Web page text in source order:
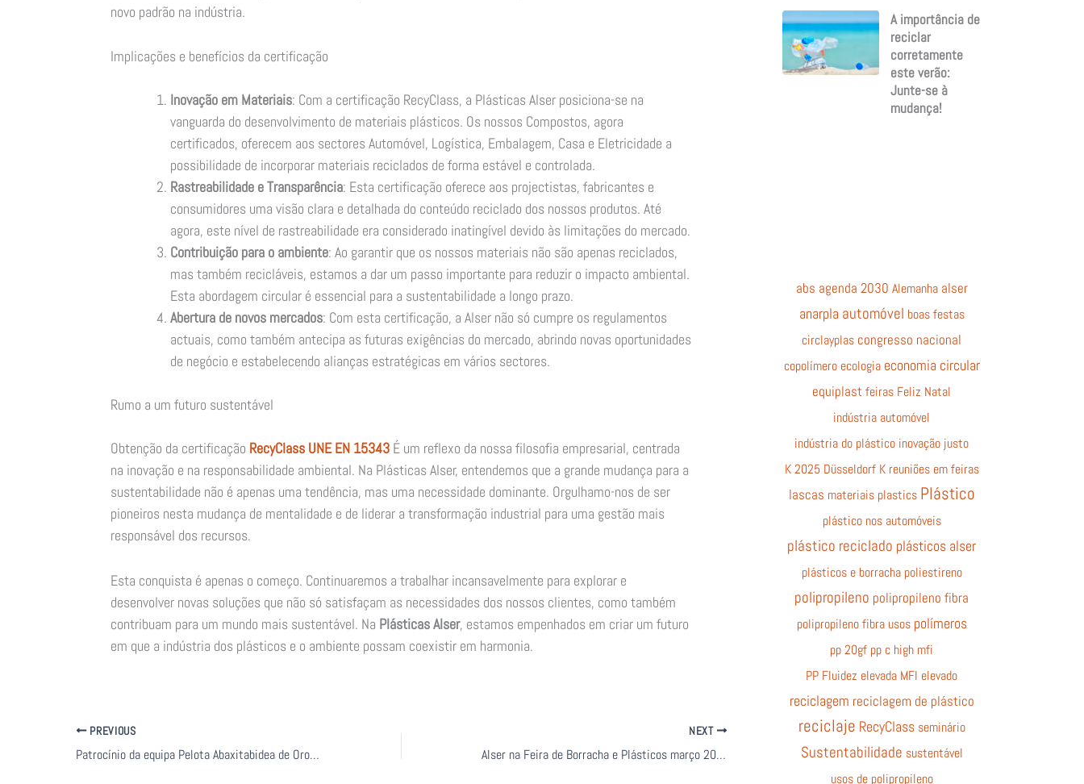
novo padrão na indústria.
Implicações e benefícios da certificação
Inovação em Materiais: Com a certificação RecyClass, a Plásticas Alser posiciona-se na
vanguarda do desenvolvimento de materiais plásticos. Os nossos Compostos, agora
certificados, oferecem aos sectores Automóvel, Logística, Embalagem, Casa e Eletricidade a
possibilidade de incorporar materiais reciclados de forma estável e controlada.
Rastreabilidade e Transparência: Esta certificação oferece aos projectistas, fabricantes e
consumidores uma visão clara e detalhada do conteúdo reciclado dos nossos produtos. Até
agora, este nível de rastreabilidade era considerado inatingível devido às limitações do mercado.
Contribuição para o ambiente: Ao garantir que os nossos materiais não são apenas reciclados,
mas também recicláveis, estamos a dar um passo importante para reduzir o impacto ambiental.
Esta abordagem circular é essencial para a sustentabilidade a longo prazo.
Abertura de novos mercados: Com esta certificação, a Alser não só cumpre os regulamentos
actuais, como também antecipa as futuras exigências do mercado, abrindo novas oportunidades
de negócio e estabelecendo alianças estratégicas em vários sectores.
Rumo a um futuro sustentável
Obtenção da certificação RecyClass UNE EN 15343 É um reflexo da nossa filosofia empresarial, centrada
na inovação e na responsabilidade ambiental. Na Plásticas Alser, entendemos que a grande mudança para a
sustentabilidade não é apenas uma tendência, mas uma necessidade dominante. Orgulhamo-nos de ser
pioneiros nesta mudança de mentalidade e de liderar a transformação industrial para uma gestão mais
responsável dos recursos.
Esta conquista é apenas o começo. Continuaremos a trabalhar incansavelmente para explorar e
desenvolver novas soluções que não só satisfaçam as necessidades dos nossos clientes, como também
contribuam para um mundo mais sustentável. Na Plásticas Alser, estamos empenhados em criar um futuro
em que a indústria dos plásticos e o ambiente possam coexistir em harmonia.
PREVIOUS
Patrocínio da equipa Pelota Abaxitabidea de Ororbia, Navarra.
NEXT
Alser na Feira de Borracha e Plásticos março 2024
A importância de
reciclar
corretamente
este verão:
Junte-se à
mudança!
abs agenda 2030 Alemanha alser
anarpla automóvel boas festas
circlayplas congresso nacional
copolímero ecologia economia circular
equiplast feiras Feliz Natal
indústria automóvel
indústria do plástico inovação justo
K 2025 Düsseldorf K reuniões em feiras
lascas materiais plastics Plástico
plástico nos automóveis
plástico reciclado plásticos alser
plásticos e borracha poliestireno
polipropileno polipropileno fibra
polipropileno fibra usos polímeros
pp 20gf pp c high mfi
PP Fluidez elevada MFI elevado
reciclagem reciclagem de plástico
reciclaje RecyClass seminário
Sustentabilidade sustentável
usos de polipropileno